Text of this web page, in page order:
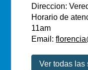
Direccion:
Horario de
11am
Email:
Ver todas las